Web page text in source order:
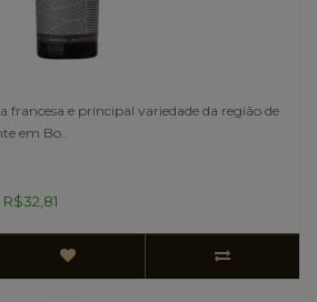
francesa e principal variedade da região de
em Bo..